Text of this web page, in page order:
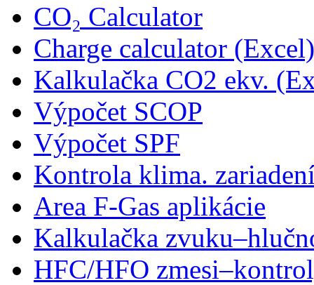
CO₂ Calculator
Charge calculator (Excel)
Kalkulačka CO2 ekv.
Výpočet SCOP
Výpočet SPF
Kontrola klima.
Area F-Gas aplikácie
Kalkulačka
HFC/HFO